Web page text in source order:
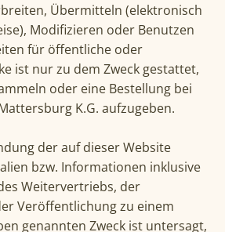
Übermitteln (elektronisch
Modifizieren oder Benutzen
für öffentliche oder
ist nur zu dem Zweck gestattet,
oder eine Bestellung bei
K.G. aufzugeben.
der auf dieser Website
bzw. Informationen inklusive
Weitervertriebs, der
Veröffentlichung zu einem
genannten Zweck ist untersagt,